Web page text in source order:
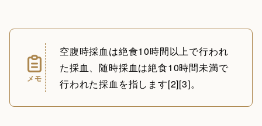
メモ
空腹時採血は絶食10時間以上で行われ
た採血、随時採血は絶食10時間未満で
行われた採血を指します[2][3]。